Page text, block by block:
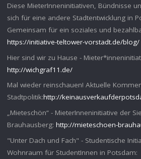
Diese MieterInneninitiativen, Bündnisse
sich für eine andere Stadtentwicklung in
Gemeinsam für ein soziales und
https://initiative-teltower-vorstadt.de/blog/
Hier sind wir zu Hause -
http://wichgraf11.de/
Mal wieder reinschauen! Aktuelle
Stadtpolitik:http://
„Mieteschön“ - MieterInneninitiative der
Brauhausberg: http://mieteschoen-
"Unter Dach und Fach" - Studentische
Wohnraum für StudentInnen in Potsdam: